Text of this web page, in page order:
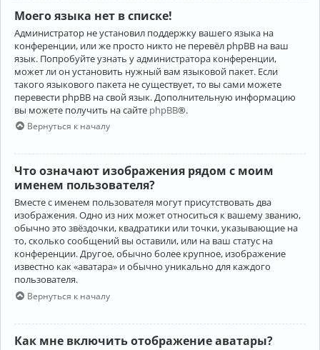
Моего языка нет в списке!
Администратор не установил поддержку вашего языка на
конференции, или же просто никто не перевёл phpBB на ваш
язык. Попробуйте узнать у администратора конференции,
может ли он установить нужный вам языковой пакет. Если
такого языкового пакета не существует, то вы сами можете
перевести phpBB на свой язык. Дополнительную информацию
вы можете получить на сайте phpBB®.
Вернуться к началу
Что означают изображения рядом с моим
именем пользователя?
Вместе с именем пользователя могут присутствовать два
изображения. Одно из них может относиться к вашему званию,
обычно это звёздочки, квадратики или точки, указывающие на
то, сколько сообщений вы оставили, или на ваш статус на
конференции. Другое, обычно более крупное, изображение
известно как «аватара» и обычно уникально для каждого
пользователя.
Вернуться к началу
Как мне включить отображение аватары?